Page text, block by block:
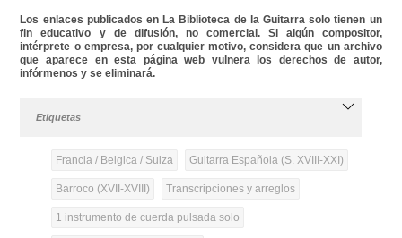
Los enlaces publicados en La Biblioteca de la Guitarra solo tienen un
fin educativo y de difusión, no comercial. Si algún compositor,
intérprete o empresa, por cualquier motivo, considera que un archivo
que aparece en esta página web vulnera los derechos de autor,
infórmenos y se eliminará.
Etiquetas
Francia / Belgica / Suiza Guitarra Española (S. XVIII-XXI)
Barroco (XVII-XVIII) Transcripciones y arreglos
1 instrumento de cuerda pulsada solo